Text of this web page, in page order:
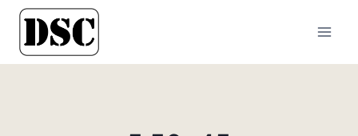
Zum
springen